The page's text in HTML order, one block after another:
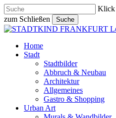
Skip
to
main
content
Klick
zum Schließen
Suche
Close
search
Menu
Home
Stadt
Stadtbilder
Abbruch & Neubau
Architektur
Allgemeines
Gastro & Shopping
Urban Art